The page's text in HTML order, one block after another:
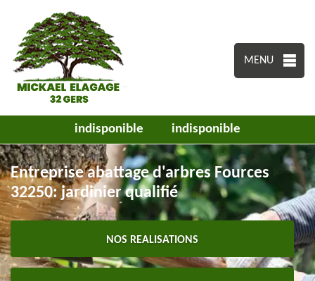
MENU
indisponible indisponible
Entreprise abattage d'arbres Fources
32250: jardinier qualifié
NOS REALISATIONS